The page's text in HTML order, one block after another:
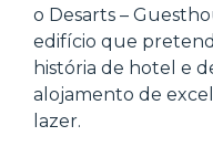
o Desarts –
edifício que
história de hotel e
alojamento de
lazer.